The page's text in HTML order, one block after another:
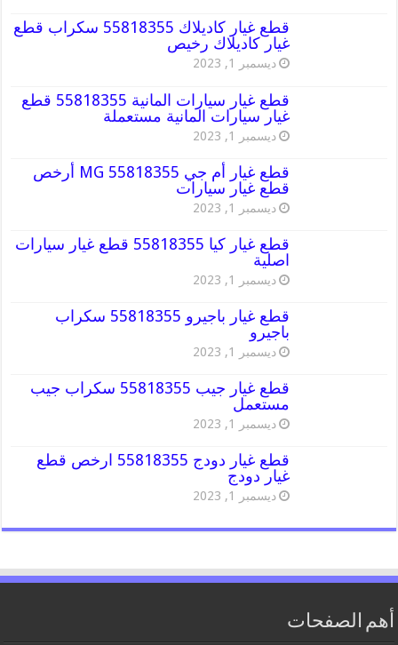
قطع غيار كاديلاك 55818355 سكراب قطع
غيار كاديلاك رخيص
ديسمبر 1, 2023
قطع غيار سيارات المانية 55818355 قطع
غيار سيارات المانية مستعملة
ديسمبر 1, 2023
قطع غيار أم جي MG 55818355 أرخص
قطع غيار سيارات
ديسمبر 1, 2023
قطع غيار كيا 55818355 قطع غيار سيارات
اصلية
ديسمبر 1, 2023
قطع غيار باجيرو 55818355 سكراب
باجيرو
ديسمبر 1, 2023
قطع غيار جيب 55818355 سكراب جيب
مستعمل
ديسمبر 1, 2023
قطع غيار دودج 55818355 ارخص قطع
غيار دودج
ديسمبر 1, 2023
أهم الصفحات